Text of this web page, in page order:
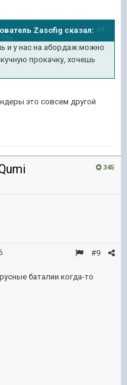
Zasofig сказал:
и у нас на абордаж можно
прокачку, хочешь
это совсем другой
345
#9
баталии когда-то